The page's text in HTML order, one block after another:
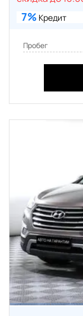
7% Кредит
Пробег